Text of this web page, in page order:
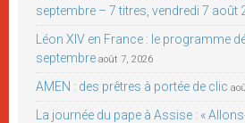
septembre – 7 titres, vendredi 7 août
Léon XIV en France : le programme
septembre août 7, 2026
AMEN : des prêtres à portée de clic
La journée du pape à Assise : «